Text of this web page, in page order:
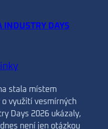
INDUSTRY DAYS
stala místem
využití vesmírných
Days 2026 ukázaly,
není jen otázkou